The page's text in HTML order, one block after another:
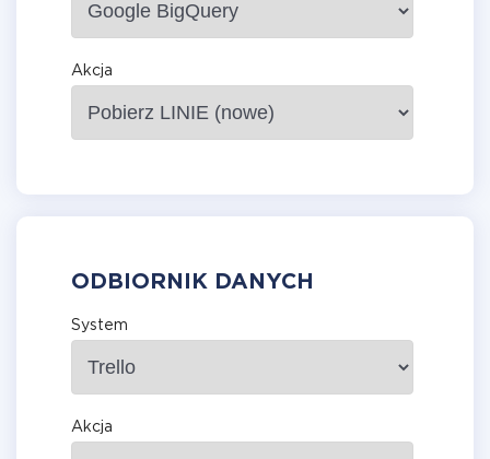
Akcja
ODBIORNIK DANYCH
System
Akcja